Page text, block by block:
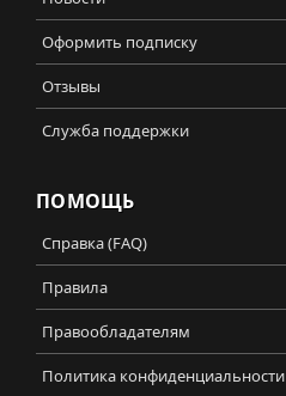
Оформить подписку
Отзывы
Служба поддержки
ПОМОЩЬ
Справка (FAQ)
Правила
Правообладателям
Политика конфиденциальности